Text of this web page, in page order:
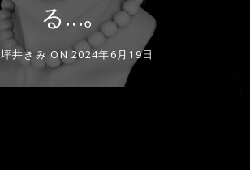
る…｡
坪井きみ ON 2024年6月19日